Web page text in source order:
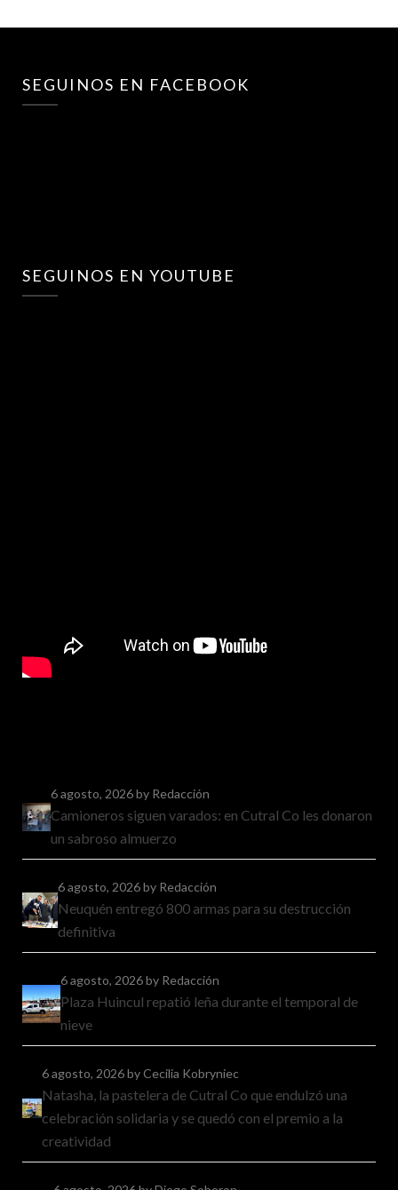
SEGUINOS EN FACEBOOK
SEGUINOS EN YOUTUBE
6 agosto, 2026by Redacción
Camioneros siguen varados: en Cutral Co les donaron
un sabroso almuerzo
6 agosto, 2026by Redacción
Neuquén entregó 800 armas para su destrucción
definitiva
6 agosto, 2026by Redacción
Plaza Huincul repatió leña durante el temporal de
nieve
6 agosto, 2026by Cecilia Kobryniec
Natasha, la pastelera de Cutral Co que endulzó una
celebración solidaria y se quedó con el premio a la
creatividad